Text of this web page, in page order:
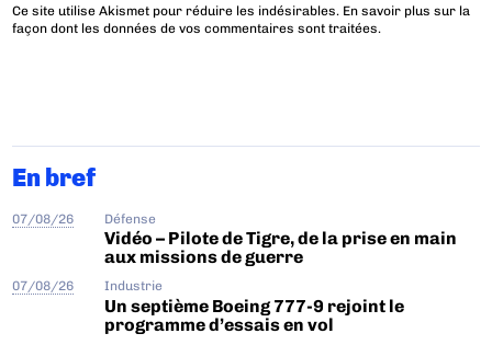
Ce site utilise Akismet pour réduire les indésirables. En savoir plus sur la
façon dont les données de vos commentaires sont traitées.
En bref
07/08/26 Défense
Vidéo – Pilote de Tigre, de la prise en main
aux missions de guerre
07/08/26 Industrie
Un septième Boeing 777-9 rejoint le
programme d’essais en vol